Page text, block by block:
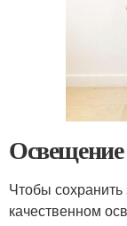
Освещение
Чтобы сохранить
качественном